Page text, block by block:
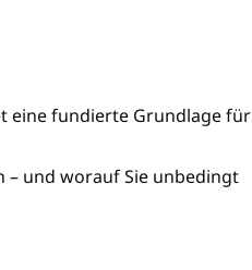
eine fundierte Grundlage für
– und worauf Sie unbedingt